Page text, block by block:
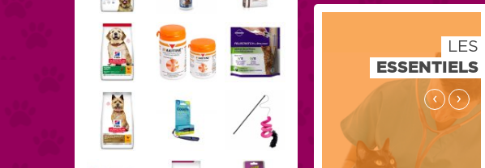
LES
ESSENTIELS
‹ ›